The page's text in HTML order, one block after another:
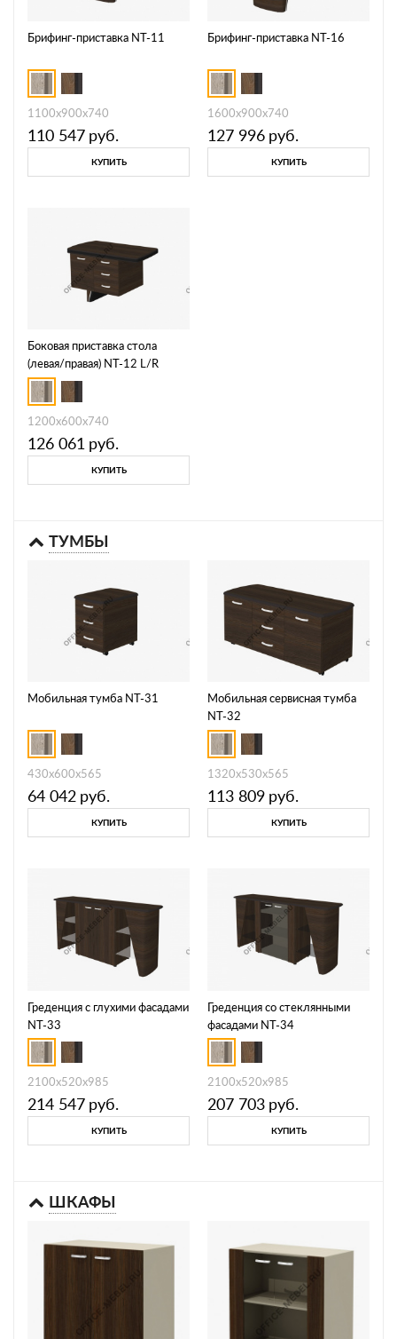
Брифинг-приставка NT-11
1100х900х740
110 547 руб.
КУПИТЬ
Брифинг-приставка NT-16
1600х900х740
127 996 руб.
КУПИТЬ
Боковая приставка стола
(левая/правая) NT-12 L/R
1200х600х740
126 061 руб.
КУПИТЬ
ТУМБЫ
Мобильная тумба NT-31
430х600х565
64 042 руб.
КУПИТЬ
Мобильная сервисная тумба
NT-32
1320х530х565
113 809 руб.
КУПИТЬ
Греденция с глухими фасадами
NT-33
2100х520х985
214 547 руб.
КУПИТЬ
Греденция со стеклянными
фасадами NT-34
2100х520х985
207 703 руб.
КУПИТЬ
ШКАФЫ